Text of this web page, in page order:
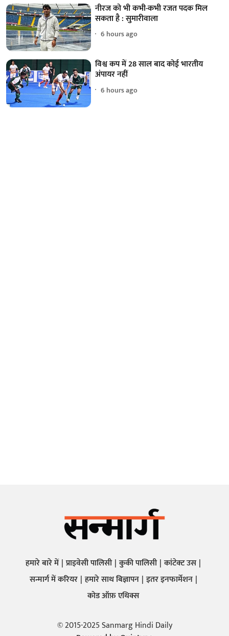
नीरज को भी कभी-कभी रजत पदक मिल
सकता है : सुमारीवाला
6 hours ago
विश्व कप में 28 साल बाद कोई भारतीय
अंपायर नहीं
6 hours ago
हमारे बारे में प्राइवेसी पालिसी कुकी पालिसी कांटेक्ट उस
सन्मार्ग में करियर हमारे साथ बिज्ञापन इतर इनफार्मेशन
कोड ऑफ़ एथिक्स
© 2015-2025 Sanmarg Hindi Daily